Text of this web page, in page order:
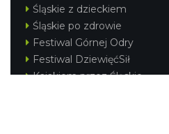
Śląskie z dzieckiem
Śląskie po zdrowie
Festiwal Górnej Odry
Festiwal DziewięćSił
Kajakiem przez Śląskie